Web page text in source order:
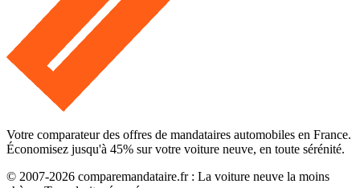
Votre comparateur des offres de mandataires automobiles en France.
Économisez jusqu'à 45% sur votre voiture neuve, en toute sérénité.
© 2007-2026 comparemandataire.fr : La voiture neuve la moins